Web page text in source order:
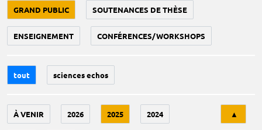
GRAND PUBLIC SOUTENANCES DE THÈSE
ENSEIGNEMENT CONFÉRENCES/WORKSHOPS
tout sciences echos
À VENIR 2026 2025 2024 ▲